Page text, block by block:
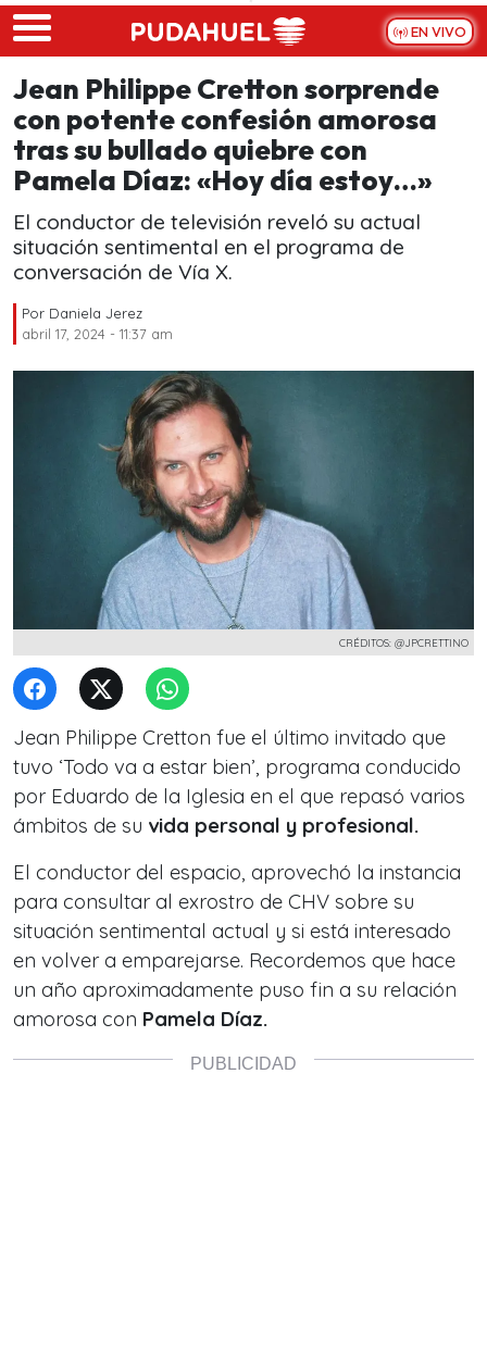
Skip to main content
EN VIVO
Jean Philippe Cretton sorprende
con potente confesión amorosa
tras su bullado quiebre con
Pamela Díaz: «Hoy día estoy…»
El conductor de televisión reveló su actual
situación sentimental en el programa de
conversación de Vía X.
Por Daniela Jerez
abril 17, 2024 - 11:37 am
CRÉDITOS: @JPCRETTINO
Jean Philippe Cretton fue el último invitado que
tuvo ‘Todo va a estar bien’, programa conducido
por Eduardo de la Iglesia en el que repasó varios
ámbitos de su vida personal y profesional.
El conductor del espacio, aprovechó la instancia
para consultar al exrostro de CHV sobre su
situación sentimental actual y si está interesado
en volver a emparejarse. Recordemos que hace
un año aproximadamente puso fin a su relación
amorosa con Pamela Díaz.